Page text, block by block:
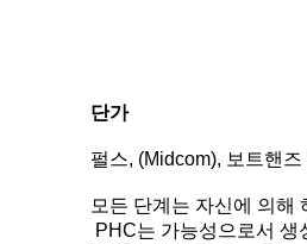
단가
펄스, (Midcom), 보트핸
모든 단계는 자신에 의해
PHC는 가능성으로서 생